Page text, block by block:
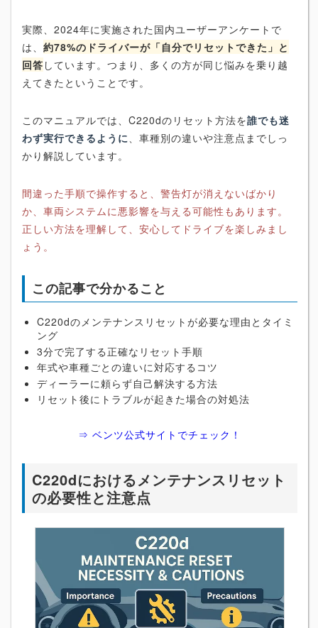
実際、2024年に実施された国内ユーザーアンケートで
は、 約78%のドライバーが「自分でリセットできた」と
回答 しています。つまり、多くの方が同じ悩みを乗り越
えてきたということです。
このマニュアルでは、C220dのリセット方法を誰でも迷
わず実行できるように、車種別の違いや注意点までしっ
かり解説しています。
間違った手順で操作すると、警告灯が消えないばかり
か、車両システムに悪影響を与える可能性もあります。
正しい方法を理解して、安心してドライブを楽しみまし
ょう。
この記事で分かること
C220dのメンテナンスリセットが必要な理由とタイミ
ング
3分で完了する正確なリセット手順
年式や車種ごとの違いに対応するコツ
ディーラーに頼らず自己解決する方法
リセット後にトラブルが起きた場合の対処法
⇒ ベンツ公式サイトでチェック！
C220dにおけるメンテナンスリセット
の必要性と注意点